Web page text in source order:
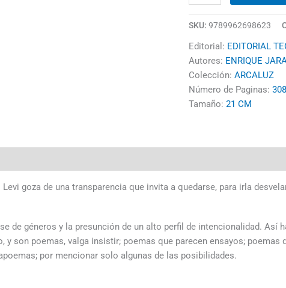
SKU: 9789962698623
Editorial: EDITORIAL
Autores: ENRIQUE
Colección: ARCALUZ
Número de Paginas: 308
Tamaño: 21 CM
goza de una transparencia que invita a quedarse, para irla
de géneros y la presunción de un alto perfil de intencionalidad. Así
son poemas, valga insistir; poemas que parecen ensayos;
por mencionar solo algunas de las posibilidades.